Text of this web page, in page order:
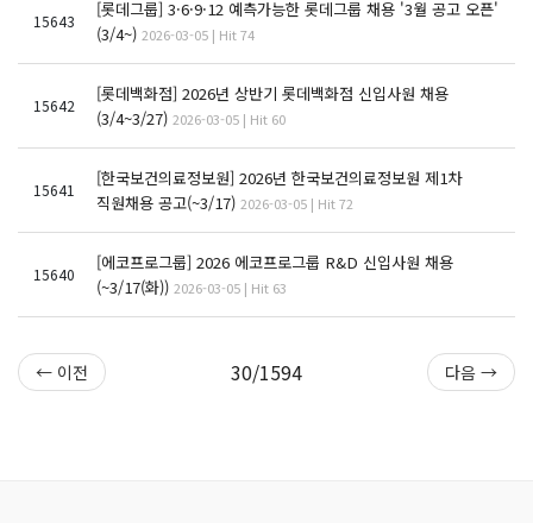
15643
[롯데그룹] 3·6·9·12 예측가능한 롯데그룹 채용 '3월 공고 오픈'
(3/4~) 2026-03-05 | Hit 74
15642
[롯데백화점] 2026년 상반기 롯데백화점 신입사원 채용
(3/4~3/27) 2026-03-05 | Hit 60
15641
[한국보건의료정보원] 2026년 한국보건의료정보원 제1차
직원채용 공고(~3/17) 2026-03-05 | Hit 72
15640
[에코프로그룹] 2026 에코프로그룹 R&D 신입사원 채용
(~3/17(화)) 2026-03-05 | Hit 63
← 이전 30/1594 다음 →